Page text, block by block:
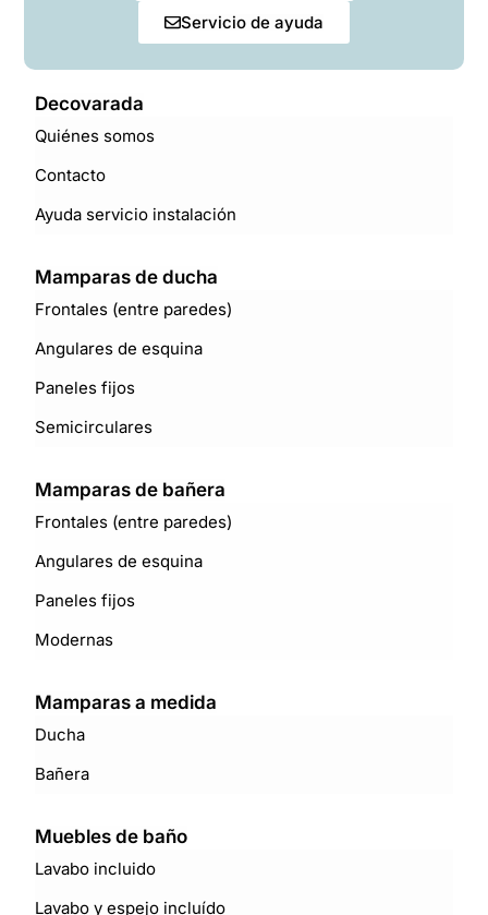
Servicio de ayuda
Decovarada
Quiénes somos
Contacto
Ayuda servicio instalación
Mamparas de ducha
Frontales (entre paredes)
Angulares de esquina
Paneles fijos
Semicirculares
Mamparas de bañera
Frontales (entre paredes)
Angulares de esquina
Paneles fijos
Modernas
Mamparas a medida
Ducha
Bañera
Muebles de baño
Lavabo incluido
Lavabo y espejo incluído